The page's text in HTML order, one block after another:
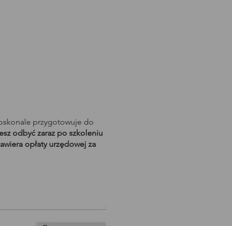
przygotowuje do
odbyć zaraz po szkoleniu
opłaty urzędowej za